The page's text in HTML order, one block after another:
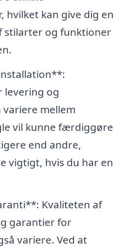
hvilket kan give dig en
stilarter og funktioner
levering og
mellem
vil kunne færdiggøre
end andre,
vigtigt, hvis du har en
Kvaliteten af
garantier for
variere. Ved at